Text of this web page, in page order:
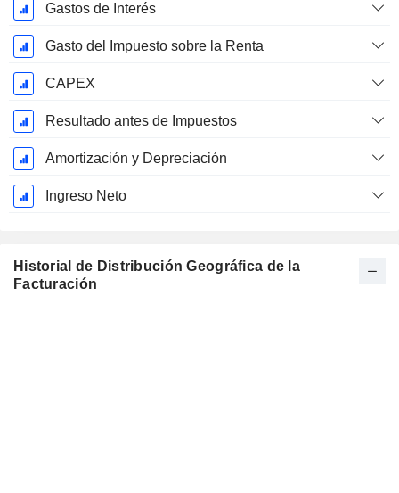
Gastos de Interés
Gasto del Impuesto sobre la Renta
CAPEX
Resultado antes de Impuestos
Amortización y Depreciación
Ingreso Neto
Historial de Distribución Geográfica de la
Facturación